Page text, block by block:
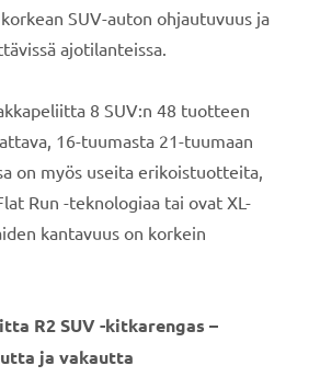
SUV-auton ohjautuvuus ja
ajotilanteissa.
8 SUV:n 48 tuotteen
16-tuumasta 21-tuumaan
on myös useita erikoistuotteita,
Run -teknologiaa tai ovat XL-
kantavuus on korkein
R2 SUV -kitkarengas –
ja vakautta